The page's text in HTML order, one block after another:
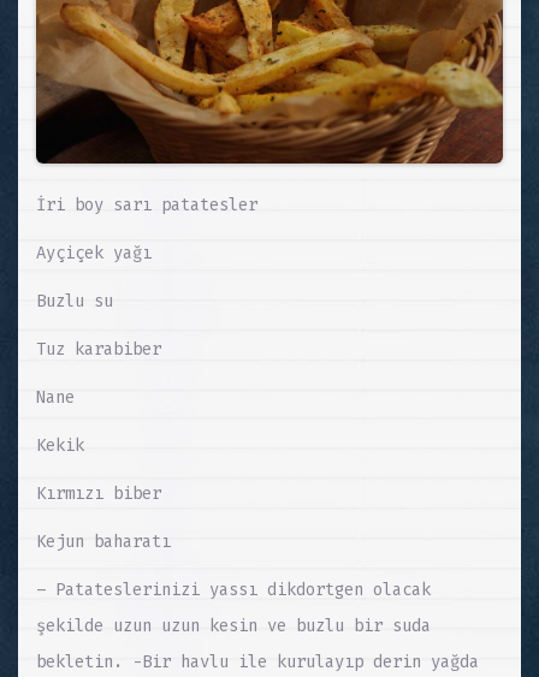
İri boy sarı patatesler
Ayçiçek yağı
Buzlu su
Tuz karabiber
Nane
Kekik
Kırmızı biber
Kejun baharatı
– Patateslerinizi yassı dikdortgen olacak
şekilde uzun uzun kesin ve buzlu bir suda
bekletin. -Bir havlu ile kurulayıp derin yağda